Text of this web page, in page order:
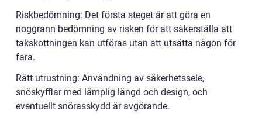
Riskbedömning: Det första steget är att göra en
noggrann bedömning av risken för att säkerställa att
takskottningen kan utföras utan att utsätta någon för
fara.
Rätt utrustning: Användning av säkerhetssele,
snöskyfflar med lämplig längd och design, och
eventuellt snörasskydd är avgörande.